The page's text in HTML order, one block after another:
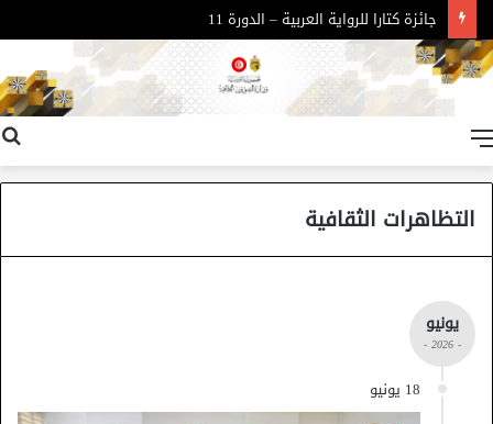
جائزة كتارا للرواية العربية – الدورة 11
التظاهرات الثقافية
يونيو
- 2026 -
18 يونيو